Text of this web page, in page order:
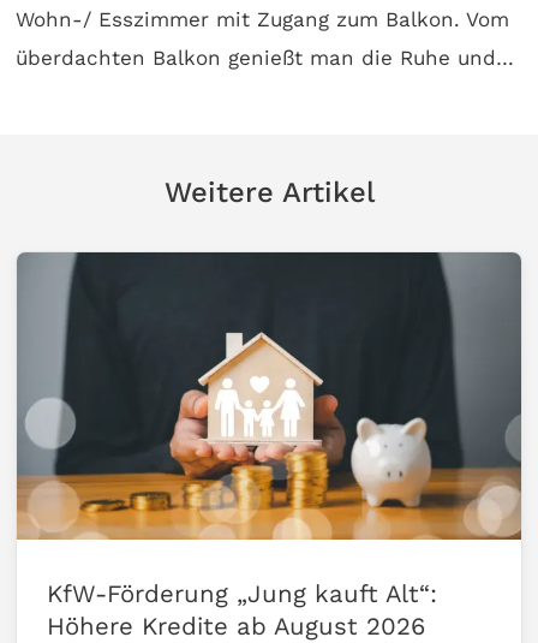
Wohn-/ Esszimmer mit Zugang zum Balkon. Vom
überdachten Balkon genießt man die Ruhe und…
Weitere Artikel
KfW-Förderung „Jung kauft Alt“:
Höhere Kredite ab August 2026